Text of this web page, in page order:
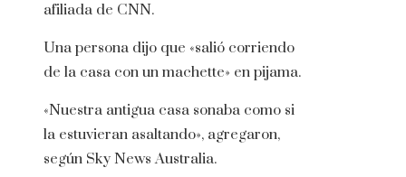
afiliada de CNN.
Una persona dijo que «salió corriendo
de la casa con un machette» en pijama.
«Nuestra antigua casa sonaba como si
la estuvieran asaltando», agregaron,
según Sky News Australia.